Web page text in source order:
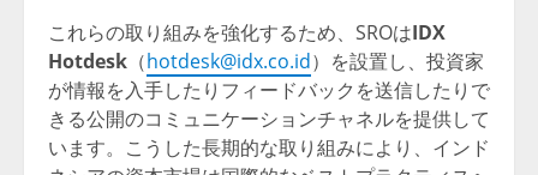
これらの取り組みを強化するため、SROはIDX
Hotdesk （hotdesk@idx.co.id）を設置し、投資家
が情報を入手したりフィードバックを送信したりで
きる公開のコミュニケーションチャネルを提供して
います。こうした長期的な取り組みにより、インド